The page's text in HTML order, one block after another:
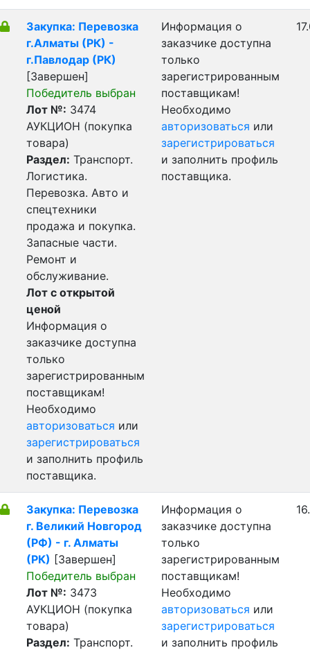
Закупка: Перевозка
г.Алматы (РК) -
г.Павлодар (РК)
[Завершен]
Победитель выбран
Лот №: 3474
АУКЦИОН (покупка
товара)
Раздел: Транспорт.
Логистика.
Перевозка. Авто и
спецтехники
продажа и покупка.
Запасные части.
Ремонт и
обслуживание.
Лот с открытой
ценой
Информация о
заказчике доступна
только
зарегистрированным
поставщикам!
Необходимо
авторизоваться или
зарегистрироваться
и заполнить профиль
поставщика.
Информация о
заказчике доступна
только
зарегистрированным
поставщикам!
Необходимо
авторизоваться или
зарегистрироваться
и заполнить профиль
поставщика.
Закупка: Перевозка
г. Великий Новгород
(РФ) - г. Алматы
(РК) [Завершен]
Победитель выбран
Лот №: 3473
АУКЦИОН (покупка
товара)
Раздел: Транспорт.
Информация о
заказчике доступна
только
зарегистрированным
поставщикам!
Необходимо
авторизоваться или
зарегистрироваться
и заполнить профиль